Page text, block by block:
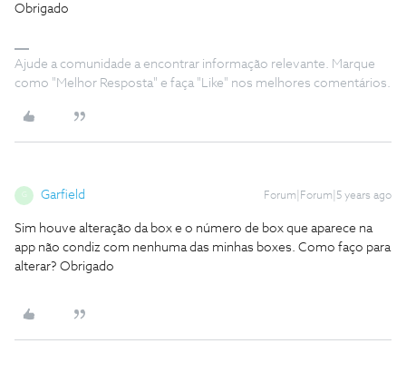
Obrigado
Ajude a comunidade a encontrar informação relevante. Marque
como "Melhor Resposta" e faça "Like" nos melhores comentários.
Garfield Forum|Forum|5 years ago
Sim houve alteração da box e o número de box que aparece na
app não condiz com nenhuma das minhas boxes. Como faço para
alterar? Obrigado